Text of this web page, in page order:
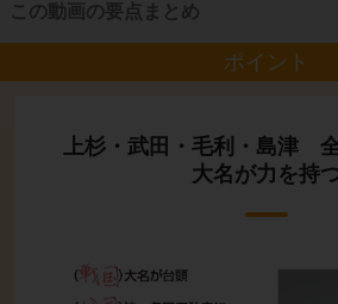
この動画の要点まとめ
ポイント
上杉・武田・毛利・島津
大名が力を持